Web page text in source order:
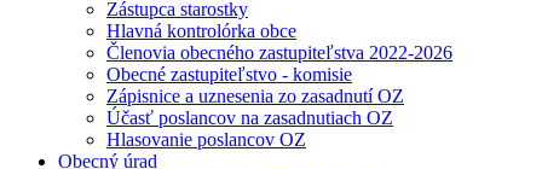
Zástupca starostky
Hlavná kontrolórka obce
Členovia obecného zastupiteľstva 2022-2026
Obecné zastupiteľstvo - komisie
Zápisnice a uznesenia zo zasadnutí OZ
Účasť poslancov na zasadnutiach OZ
Hlasovanie poslancov OZ
Obecný úrad